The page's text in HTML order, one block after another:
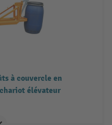
à couvercle en
élévateur